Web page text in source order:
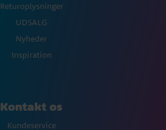
Returoplysninger
UDSALG
Nyheder
Inspiration
Kontakt os
Kundeservice